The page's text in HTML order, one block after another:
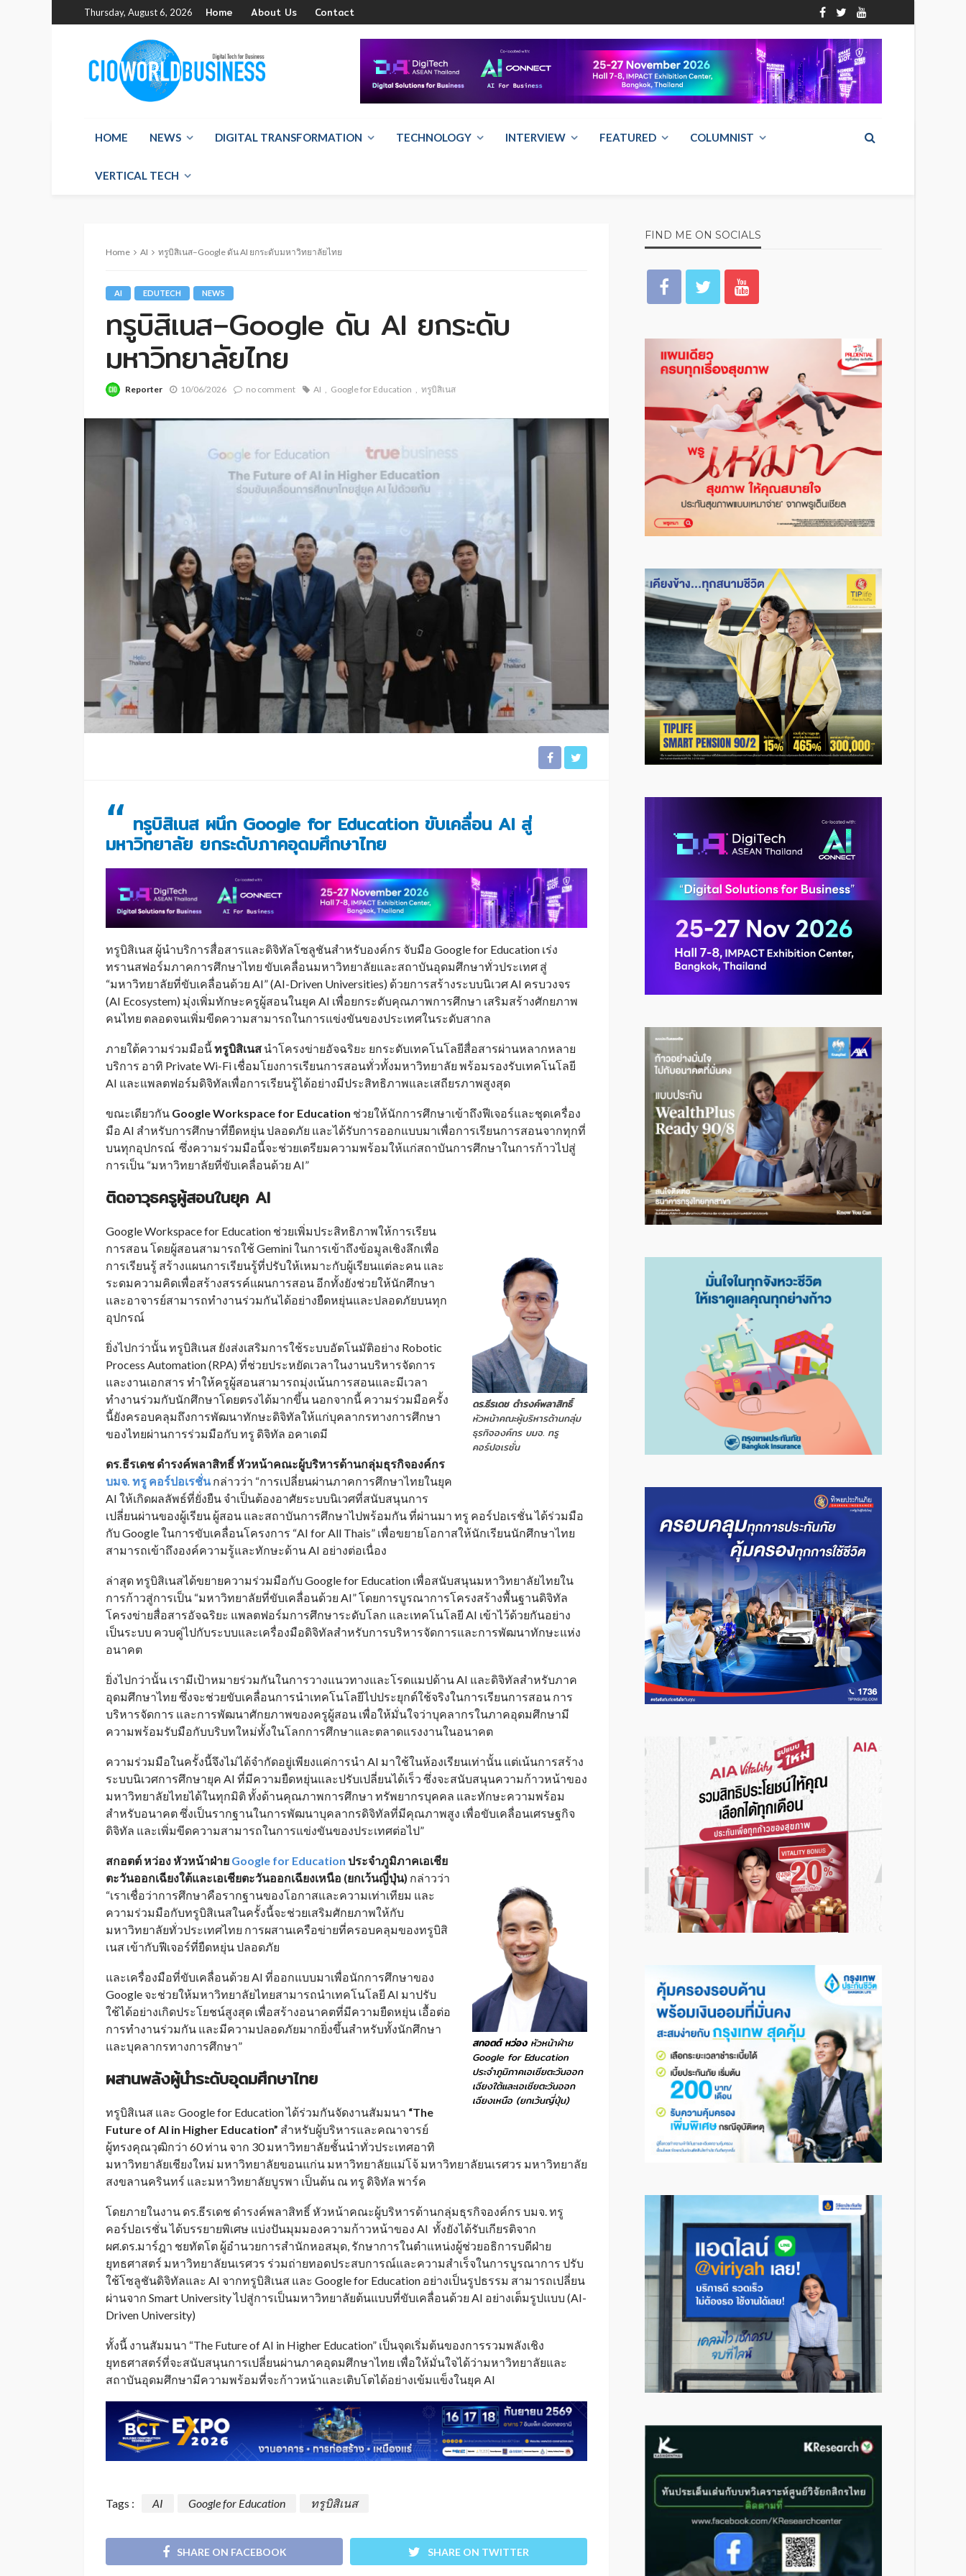
Thursday, August 6, 2026 Home About Us Contact
HOME NEWS DIGITAL TRANSFORMATION TECHNOLOGY INTERVIEW FEATURED COLUMNIST
VERTICAL TECH
Home AI ทรูบิสิเนส–Google ดัน AI ยกระดับมหาวิทยาลัยไทย
AI EDUTECH NEWS
ทรูบิสิเนส–Google ดัน AI ยกระดับ
มหาวิทยาลัยไทย
Reporter 10/06/2026 no comment AI Google for Education ทรูบิสิเนส
“ ทรูบิสิเนส ผนึก Google for Education ขับเคลื่อน AI สู่
มหาวิทยาลัย ยกระดับภาคอุดมศึกษาไทย
ทรูบิสิเนส ผู้นำบริการสื่อสารและดิจิทัลโซลูชันสำหรับองค์กร จับมือ Google for Education เร่ง
ทรานสฟอร์มภาคการศึกษาไทย ขับเคลื่อนมหาวิทยาลัยและสถาบันอุดมศึกษาทั่วประเทศ สู่
“มหาวิทยาลัยที่ขับเคลื่อนด้วย AI” (AI-Driven Universities) ด้วยการสร้างระบบนิเวศ AI ครบวงจร
(AI Ecosystem) มุ่งเพิ่มทักษะครูผู้สอนในยุค AI เพื่อยกระดับคุณภาพการศึกษา เสริมสร้างศักยภาพ
คนไทย ตลอดจนเพิ่มขีดความสามารถในการแข่งขันของประเทศในระดับสากล
ภายใต้ความร่วมมือนี้ทรูบิสิเนส นำโครงข่ายอัจฉริยะ ยกระดับเทคโนโลยีสื่อสารผ่านหลากหลาย
บริการ อาทิ Private Wi-Fi เชื่อมโยงการเรียนการสอนทั่วทั้งมหาวิทยาลัย พร้อมรองรับเทคโนโลยี
AI และแพลตฟอร์มดิจิทัลเพื่อการเรียนรู้ได้อย่างมีประสิทธิภาพและเสถียรภาพสูงสุด
ขณะเดียวกัน Google Workspace for Education ช่วยให้นักการศึกษาเข้าถึงฟีเจอร์และชุดเครื่อง
มือ AI สำหรับการศึกษาที่ยืดหยุ่น ปลอดภัย และได้รับการออกแบบมาเพื่อการเรียนการสอนจากทุกที่
บนทุกอุปกรณ์ ซึ่งความร่วมมือนี้จะช่วยเตรียมความพร้อมให้แก่สถาบันการศึกษาในการก้าวไปสู่
การเป็น “มหาวิทยาลัยที่ขับเคลื่อนด้วย AI”
ติดอาวุธครูผู้สอนในยุค AI
ดร.ธีรเดช ดำรงค์พลาสิทธิ์
หัวหน้าคณะผู้บริหารด้านกลุ่ม
ธุรกิจองค์กร บมจ. ทรู
คอร์ปอเรชั่น
Google Workspace for Education ช่วยเพิ่มประสิทธิภาพให้การเรียน
การสอน โดยผู้สอนสามารถใช้ Gemini ในการเข้าถึงข้อมูลเชิงลึกเพื่อ
การเรียนรู้ สร้างแผนการเรียนรู้ที่ปรับให้เหมาะกับผู้เรียนแต่ละคน และ
ระดมความคิดเพื่อสร้างสรรค์แผนการสอน อีกทั้งยังช่วยให้นักศึกษา
และอาจารย์สามารถทำงานร่วมกันได้อย่างยืดหยุ่นและปลอดภัยบนทุก
อุปกรณ์
ยิ่งไปกว่านั้น ทรูบิสิเนส ยังส่งเสริมการใช้ระบบอัตโนมัติอย่าง Robotic
Process Automation (RPA) ที่ช่วยประหยัดเวลาในงานบริหารจัดการ
และงานเอกสาร ทำให้ครูผู้สอนสามารถมุ่งเน้นการสอนและมีเวลา
ทำงานร่วมกับนักศึกษาโดยตรงได้มากขึ้น นอกจากนี้ ความร่วมมือครั้ง
นี้ยังครอบคลุมถึงการพัฒนาทักษะดิจิทัลให้แก่บุคลากรทางการศึกษา
ของไทยผ่านการร่วมมือกับ ทรู ดิจิทัล อคาเดมี
ดร.ธีรเดช ดำรงค์พลาสิทธิ์ หัวหน้าคณะผู้บริหารด้านกลุ่มธุรกิจองค์กร
บมจ. ทรู คอร์ปอเรชั่นกล่าวว่า “การเปลี่ยนผ่านภาคการศึกษาไทยในยุค
AI ให้เกิดผลลัพธ์ที่ยั่งยืน จำเป็นต้องอาศัยระบบนิเวศที่สนับสนุนการ
เปลี่ยนผ่านของผู้เรียน ผู้สอน และสถาบันการศึกษาไปพร้อมกัน ที่ผ่านมา ทรู คอร์ปอเรชั่น ได้ร่วมมือ
กับ Google ในการขับเคลื่อนโครงการ “AI for All Thais” เพื่อขยายโอกาสให้นักเรียนนักศึกษาไทย
สามารถเข้าถึงองค์ความรู้และทักษะด้าน AI อย่างต่อเนื่อง
ล่าสุด ทรูบิสิเนสได้ขยายความร่วมมือกับ Google for Education เพื่อสนับสนุนมหาวิทยาลัยไทยใน
การก้าวสู่การเป็น “มหาวิทยาลัยที่ขับเคลื่อนด้วย AI” โดยการบูรณาการโครงสร้างพื้นฐานดิจิทัล
โครงข่ายสื่อสารอัจฉริยะ แพลตฟอร์มการศึกษาระดับโลก และเทคโนโลยี AI เข้าไว้ด้วยกันอย่าง
เป็นระบบ ควบคู่ไปกับระบบและเครื่องมือดิจิทัลสำหรับการบริหารจัดการและการพัฒนาทักษะแห่ง
อนาคต
ยิ่งไปกว่านั้น เรามีเป้าหมายร่วมกันในการวางแนวทางและโรดแมปด้าน AI และดิจิทัลสำหรับภาค
อุดมศึกษาไทย ซึ่งจะช่วยขับเคลื่อนการนำเทคโนโลยีไปประยุกต์ใช้จริงในการเรียนการสอน การ
บริหารจัดการ และการพัฒนาศักยภาพของครูผู้สอน เพื่อให้มั่นใจว่าบุคลากรในภาคอุดมศึกษามี
ความพร้อมรับมือกับบริบทใหม่ทั้งในโลกการศึกษาและตลาดแรงงานในอนาคต
ความร่วมมือในครั้งนี้จึงไม่ได้จำกัดอยู่เพียงแค่การนำ AI มาใช้ในห้องเรียนเท่านั้น แต่เน้นการสร้าง
ระบบนิเวศการศึกษายุค AI ที่มีความยืดหยุ่นและปรับเปลี่ยนได้เร็ว ซึ่งจะสนับสนุนความก้าวหน้าของ
มหาวิทยาลัยไทยได้ในทุกมิติ ทั้งด้านคุณภาพการศึกษา ทรัพยากรบุคคล และทักษะความพร้อม
สำหรับอนาคต ซึ่งเป็นรากฐานในการพัฒนาบุคลากรดิจิทัลที่มีคุณภาพสูง เพื่อขับเคลื่อนเศรษฐกิจ
ดิจิทัล และเพิ่มขีดความสามารถในการแข่งขันของประเทศต่อไป”
สกอตต์ หว่องหัวหน้าฝ่าย
Google for Education
ประจำภูมิภาคเอเชียตะวันออก
เฉียงใต้และเอเชียตะวันออก
เฉียงเหนือ (ยกเว้นญี่ปุ่น)
สกอตต์ หว่อง หัวหน้าฝ่าย Google for Education ประจำภูมิภาคเอเชีย
ตะวันออกเฉียงใต้และเอเชียตะวันออกเฉียงเหนือ (ยกเว้นญี่ปุ่น) กล่าวว่า
“เราเชื่อว่าการศึกษาคือรากฐานของโอกาสและความเท่าเทียม และ
ความร่วมมือกับทรูบิสิเนสในครั้งนี้จะช่วยเสริมศักยภาพให้กับ
มหาวิทยาลัยทั่วประเทศไทย การผสานเครือข่ายที่ครอบคลุมของทรูบิสิ
เนส เข้ากับฟีเจอร์ที่ยืดหยุ่น ปลอดภัย
และเครื่องมือที่ขับเคลื่อนด้วย AI ที่ออกแบบมาเพื่อนักการศึกษาของ
Google จะช่วยให้มหาวิทยาลัยไทยสามารถนำเทคโนโลยี AI มาปรับ
ใช้ได้อย่างเกิดประโยชน์สูงสุด เพื่อสร้างอนาคตที่มีความยืดหยุ่น เอื้อต่อ
การทำงานร่วมกัน และมีความปลอดภัยมากยิ่งขึ้นสำหรับทั้งนักศึกษา
และบุคลากรทางการศึกษา”
ผสานพลังผู้นำระดับอุดมศึกษาไทย
ทรูบิสิเนส และ Google for Education ได้ร่วมกันจัดงานสัมมนา “The
Future of AI in Higher Education” สำหรับผู้บริหารและคณาจารย์
ผู้ทรงคุณวุฒิกว่า 60 ท่าน จาก 30 มหาวิทยาลัยชั้นนำทั่วประเทศอาทิ
มหาวิทยาลัยเชียงใหม่ มหาวิทยาลัยขอนแก่น มหาวิทยาลัยแม่โจ้ มหาวิทยาลัยนเรศวร มหาวิทยาลัย
สงขลานครินทร์ และมหาวิทยาลัยบูรพา เป็นต้น ณ ทรู ดิจิทัล พาร์ค
โดยภายในงาน ดร.ธีรเดช ดำรงค์พลาสิทธิ์ หัวหน้าคณะผู้บริหารด้านกลุ่มธุรกิจองค์กร บมจ. ทรู
คอร์ปอเรชั่น ได้บรรยายพิเศษ แบ่งปันมุมมองความก้าวหน้าของ AI ทั้งยังได้รับเกียรติจาก
ผศ.ดร.มาร์ฎา ชยทัตโต ผู้อำนวยการสำนักหอสมุด, รักษาการในตำแหน่งผู้ช่วยอธิการบดีฝ่าย
ยุทธศาสตร์ มหาวิทยาลัยนเรศวร ร่วมถ่ายทอดประสบการณ์และความสำเร็จในการบูรณาการ ปรับ
ใช้โซลูชันดิจิทัลและ AI จากทรูบิสิเนส และ Google for Education อย่างเป็นรูปธรรม สามารถเปลี่ยน
ผ่านจาก Smart University ไปสู่การเป็นมหาวิทยาลัยต้นแบบที่ขับเคลื่อนด้วย AI อย่างเต็มรูปแบบ (AI-
Driven University)
ทั้งนี้ งานสัมมนา “The Future of AI in Higher Education” เป็นจุดเริ่มต้นของการรวมพลังเชิง
ยุทธศาสตร์ที่จะสนับสนุนการเปลี่ยนผ่านภาคอุดมศึกษาไทย เพื่อให้มั่นใจได้ว่ามหาวิทยาลัยและ
สถาบันอุดมศึกษามีความพร้อมที่จะก้าวหน้าและเติบโตได้อย่างเข้มแข็งในยุค AI
Tags : AI Google for Education ทรูบิสิเนส
SHARE ON FACEBOOK SHARE ON TWITTER
FIND ME ON SOCIALS